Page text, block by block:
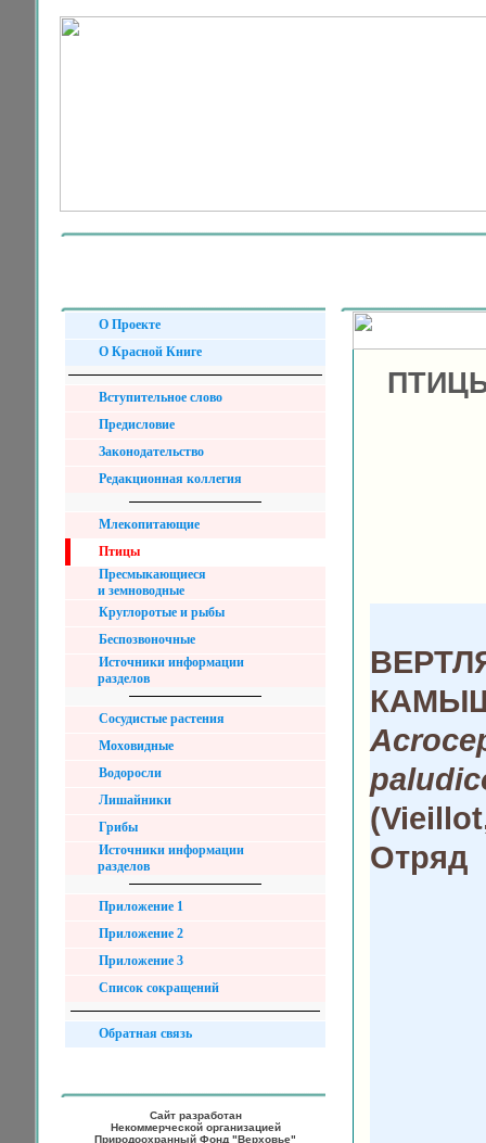
О Проекте
О Красной Книге
Вступительное слово
Предисловие
Законодательство
Редакционная коллегия
Млекопитающие
Птицы
Пресмыкающиеся
и земноводные
Круглоротые и рыбы
Беспозвоночные
Источники информации
разделов
Сосудистые растения
Моховидные
Водоросли
Лишайники
Грибы
Источники информации
разделов
Приложение 1
Приложение 2
Приложение 3
Список сокращений
Обратная связь
Сайт разработан
Некоммерческой организацией
Природоохранный Фонд "Верховье"
Отряд